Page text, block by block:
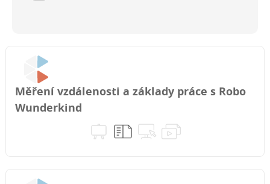
Měření vzdálenosti a základy práce s Robo
Wunderkind